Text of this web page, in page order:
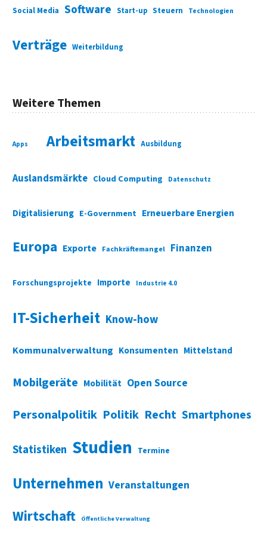
Social Media Software Start-up Steuern Technologien
Verträge Weiterbildung
Weitere Themen
Apps Arbeitsmarkt Ausbildung
Auslandsmärkte Cloud Computing Datenschutz
Digitalisierung E-Government Erneuerbare Energien
Europa Exporte Fachkräftemangel Finanzen
Forschungsprojekte Importe Industrie 4.0
IT-Sicherheit Know-how
Kommunalverwaltung Konsumenten Mittelstand
Mobilgeräte Mobilität Open Source
Personalpolitik Politik Recht Smartphones
Statistiken Studien Termine
Unternehmen Veranstaltungen
Wirtschaft Öffentliche Verwaltung